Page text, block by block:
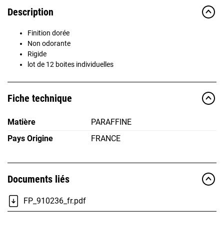
Description
Finition dorée
Non odorante
Rigide
lot de 12 boites individuelles
Fiche technique
Matière
PARAFFINE
Pays Origine
FRANCE
Documents liés
FP_910236_fr.pdf